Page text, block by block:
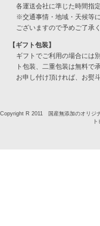
各運送会社に準じた時間指
※交通事情・地域・天候等
ございますので予めご了承
【ギフト包装】
ギフトでご利用の場合には
ト包装、二重包装は無料で
お申し付け頂ければ、お熨
Copyright R 2011 国産無添加のオリジ